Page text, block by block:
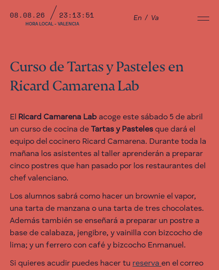
08.08.26 23:13:52
HORA LOCAL - VALENCIA
En / Va
Curso de Tartas y Pasteles en
Ricard Camarena Lab
El Ricard Camarena Lab acoge este sábado 5 de abril
un curso de cocina de Tartas y Pasteles que dará el
equipo del cocinero Ricard Camarena. Durante toda la
mañana los asistentes al taller aprenderán a preparar
cinco postres que han pasado por los restaurantes del
chef valenciano.
Los alumnos sabrá como hacer un brownie el vapor,
una tarta de manzana o una tarta de tres chocolates.
Además también se enseñará a preparar un postre a
base de calabaza, jengibre, y vainilla con bizcocho de
lima; y un ferrero con café y bizcocho Enmanuel.
Si quieres acudir puedes hacer tu reserva en el correo